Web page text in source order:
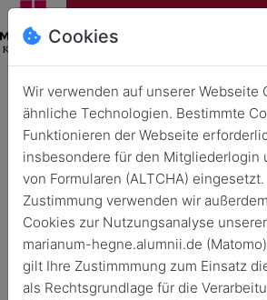
Über uns
Das Marianum möchte gerne ein
Schüler*innen, Lehrer*innen und
aufbauen, um auch nach der aktiven
Möglichkeit zu haben, in Kontakt zu
Kontakt
Cookies
Wir verwenden auf unserer Webseite
ähnliche Technologien. Bestimmte
Funktionieren der Webseite
insbesondere für den Mitgliederlogin
von Formularen (ALTCHA)
Zustimmung verwenden wir
Cookies zur Nutzungsanalyse
marianum-hegne.alumnii.de
gilt Ihre Zustimmmung zum Einsatz
als Rechtsgrundlage für die